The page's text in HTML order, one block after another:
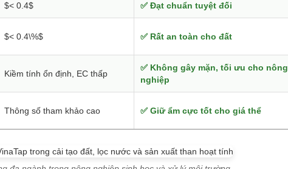
$< 0.4$ ✅ Đạt chuẩn tuyệt đối
$< 0.4\%$ ✅ Rất an toàn cho đất
Kiềm tính ổn định, EC thấp
✅ Không gây mặn, tối ưu cho nông
nghiệp
Thông số tham khảo cao ✅ Giữ ẩm cực tốt cho giá thể